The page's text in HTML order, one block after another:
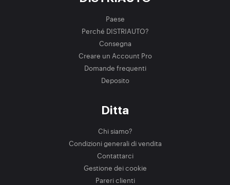
Paese
Perché DISTRIAUTO?
Consegna
Creare un Account Pro
Domande frequenti
Deposito
Ditta
Chi siamo?
Condizioni generali di vendita
Contattarci
Gestione dei cookie
Pareri clienti